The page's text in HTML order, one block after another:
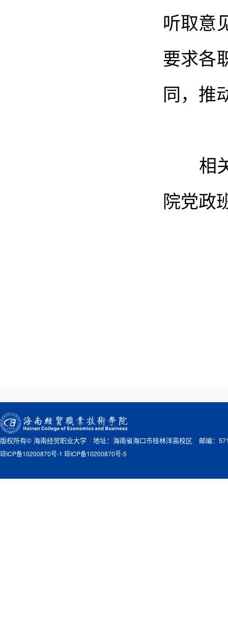
听取意
要求各
同，推
相关
院党政
版权所有© 海南经贸职业大学 地址：海南省海口市桂林洋高校区 邮编：
琼ICP备10200870号-1 琼ICP备10200870号-5